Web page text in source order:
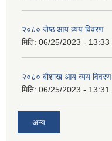
२०८० जेष्ठ आय व्यय विवरण
मिति: 06/25/2023 - 13:33
२०८० बौशाख आय व्यय विवरण
मिति: 06/25/2023 - 13:31
अन्य